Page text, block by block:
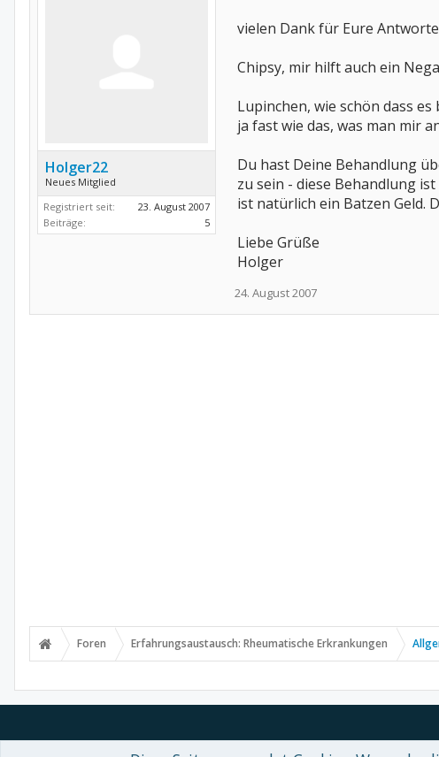
Holger22
Neues Mitglied
Registriert seit:
23. August 2007
Beiträge:
5
vielen Dank für Eure
Chipsy, mir hilft auch ein
Lupinchen, wie schön dass
ja fast wie das, was man mir
Du hast Deine Behandlung
zu sein - diese Behandlung
ist natürlich ein Batzen Geld.
Liebe Grüße
Holger
24. August 2007
Foren Erfahrungsaustausch: Rheumatische Erkrankungen